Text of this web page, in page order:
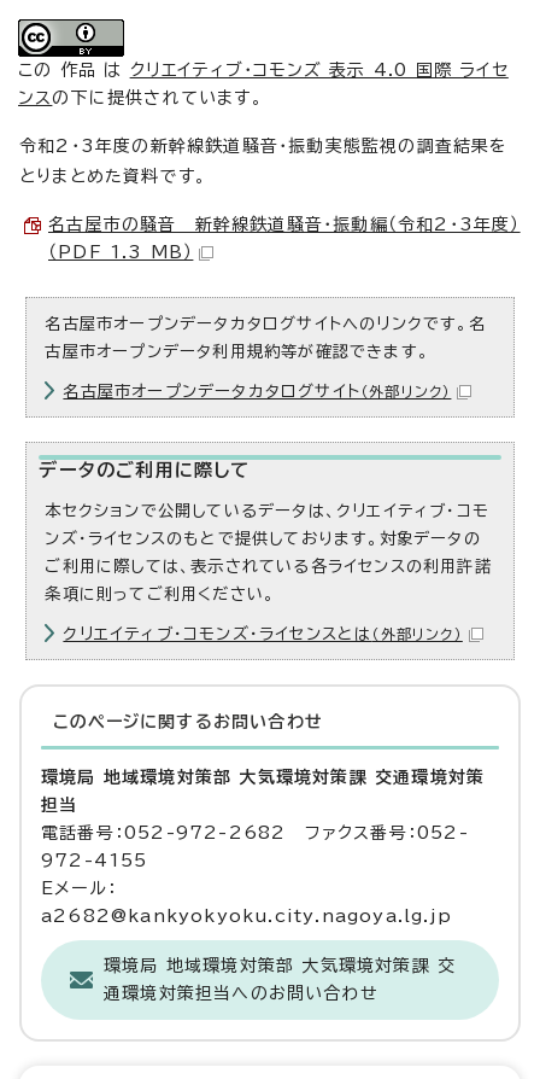
この 作品 は クリエイティブ・コモンズ 表示 4.0 国際 ライセ
ンスの下に提供されています。
令和2・3年度の新幹線鉄道騒音・振動実態監視の調査結果を
とりまとめた資料です。
名古屋市の騒音 新幹線鉄道騒音・振動編（令和2・3年度）
（PDF 1.3 MB）
名古屋市オープンデータカタログサイトへのリンクです。名
古屋市オープンデータ利用規約等が確認できます。
名古屋市オープンデータカタログサイト （外部リンク）
データのご利用に際して
本セクションで公開しているデータは、クリエイティブ・コモ
ンズ・ライセンスのもとで提供しております。対象データの
ご利用に際しては、表示されている各ライセンスの利用許諾
条項に則ってご利用ください。
クリエイティブ・コモンズ・ライセンスとは （外部リンク）
このページに関する お問い合わせ
環境局 地域環境対策部 大気環境対策課 交通環境対策
担当
電話番号：052-972-2682 ファクス番号：052-
972-4155
Eメール：
a2682@kankyokyoku.city.nagoya.lg.jp
環境局 地域環境対策部 大気環境対策課 交
通環境対策担当へのお問い合わせ